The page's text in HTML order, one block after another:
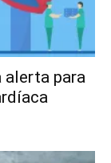
alerta para